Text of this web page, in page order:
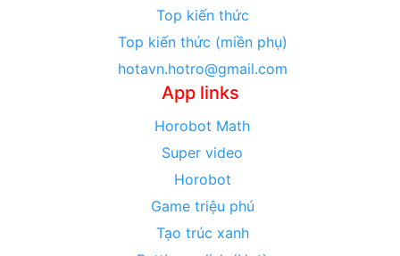
Top kiến thức
Top kiến thức (miền phụ)
hotavn.hotro@gmail.com
App links
Horobot Math
Super video
Horobot
Game triệu phú
Tạo trúc xanh